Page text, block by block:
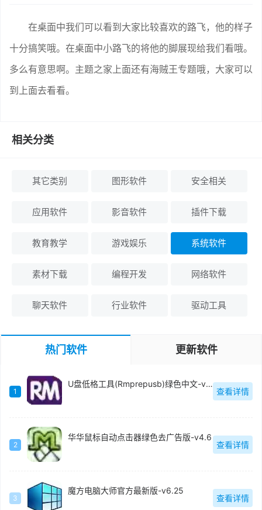
在桌面中我们可以看到大家比较喜欢的路飞，他的样子
十分搞笑哦。在桌面中小路飞的将他的脚展现给我们看哦。
多么有意思啊。主题之家上面还有海贼王专题哦，大家可以
到上面去看看。
相关分类
其它类别 图形软件 安全相关
应用软件 影音软件 插件下载
教育教学 游戏娱乐 系统软件
素材下载 编程开发 网络软件
聊天软件 行业软件 驱动工具
热门软件 更新软件
1
U盘低格工具(Rmprepusb)绿色中文-v2.1.744
查看详情
2
华华鼠标自动点击器绿色去广告版-v4.6
查看详情
3
魔方电脑大师官方最新版-v6.25
查看详情